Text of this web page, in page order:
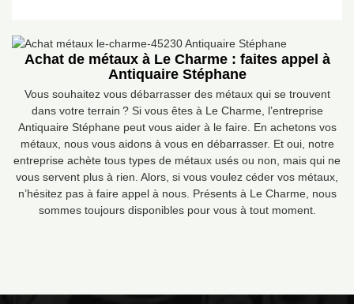
Achat de métaux à Le Charme : faites appel à
Antiquaire Stéphane
Vous souhaitez vous débarrasser des métaux qui se trouvent
dans votre terrain ? Si vous êtes à Le Charme, l’entreprise
Antiquaire Stéphane peut vous aider à le faire. En achetons vos
métaux, nous vous aidons à vous en débarrasser. Et oui, notre
entreprise achète tous types de métaux usés ou non, mais qui ne
vous servent plus à rien. Alors, si vous voulez céder vos métaux,
n’hésitez pas à faire appel à nous. Présents à Le Charme, nous
sommes toujours disponibles pour vous à tout moment.